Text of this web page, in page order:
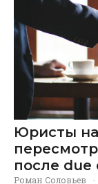
Юристы
после due
Роман Соловьев ·